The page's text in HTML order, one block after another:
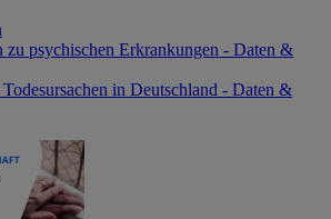
zu psychischen Erkrankungen - Daten &
in Deutschland - Daten &